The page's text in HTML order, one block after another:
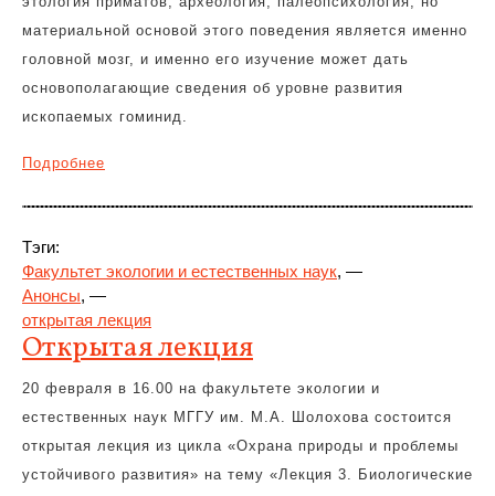
материальной основой этого поведения является именно
головной мозг, и именно его изучение может дать
основополагающие сведения об уровне развития
ископаемых гоминид.
Подробнее
Тэги:
Факультет экологии и естественных наук, —
Анонсы, —
открытая лекция
Открытая лекция
20 февраля в 16.00 на факультете экологии и
естественных наук МГГУ им. М.А. Шолохова состоится
открытая лекция из цикла «Охрана природы и проблемы
устойчивого развития» на тему «Лекция 3. Биологические